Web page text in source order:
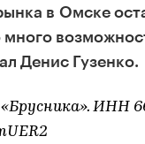
в Омске
много
Денис Гузенко.
ИНН